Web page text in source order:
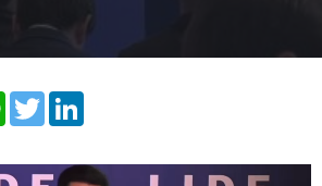
WhatsApp
Twitter